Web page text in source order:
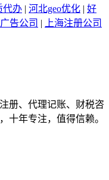
代办 | 河北geo优化 | 好
告公司 |
上海注册公司
册、代理记账、财税咨
十年专注，值得信赖。